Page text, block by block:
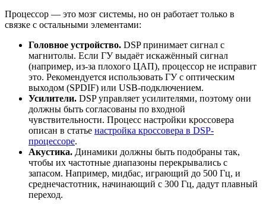
Процессор — это мозг системы, но он работает только в
связке с остальными элементами:
Головное устройство. DSP принимает сигнал с
магнитолы. Если ГУ выдаёт искажённый сигнал
(например, из-за плохого ЦАП), процессор не исправит
это. Рекомендуется использовать ГУ с оптическим
выходом (SPDIF) или USB-подключением.
Усилители. DSP управляет усилителями, поэтому они
должны быть согласованы по входной
чувствительности. Процесс настройки кроссовера
описан в статье настройка кроссовера в DSP-
процессоре.
Акустика. Динамики должны быть подобраны так,
чтобы их частотные диапазоны перекрывались с
запасом. Например, мидбас, играющий до 500 Гц, и
среднечастотник, начинающий с 300 Гц, дадут плавный
переход.